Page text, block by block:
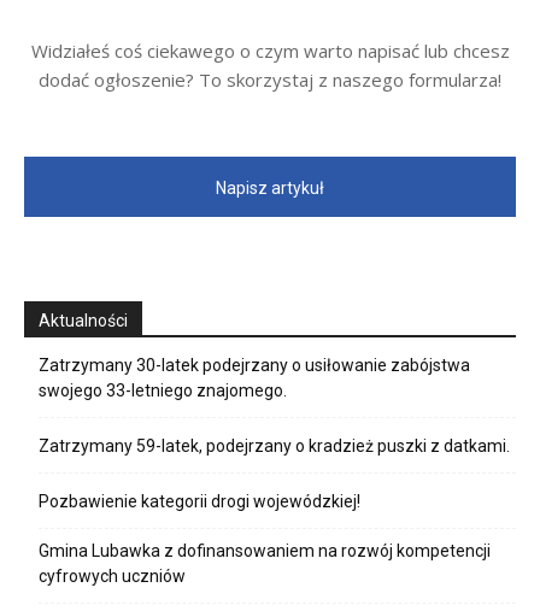
Widziałeś coś ciekawego o czym warto napisać lub chcesz
dodać ogłoszenie? To skorzystaj z naszego formularza!
Napisz artykuł
Aktualności
Zatrzymany 30-latek podejrzany o usiłowanie zabójstwa
swojego 33-letniego znajomego.
Zatrzymany 59-latek, podejrzany o kradzież puszki z datkami.
Pozbawienie kategorii drogi wojewódzkiej!
Gmina Lubawka z dofinansowaniem na rozwój kompetencji
cyfrowych uczniów